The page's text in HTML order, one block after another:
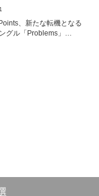
、新たな転機となる
グル「Problems」…